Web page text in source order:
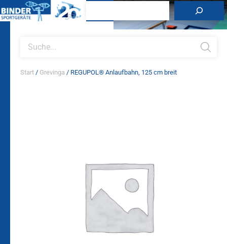
Inhalt
search
Start / Grevinga / REGUPOL® Anlaufbahn, 125 cm breit